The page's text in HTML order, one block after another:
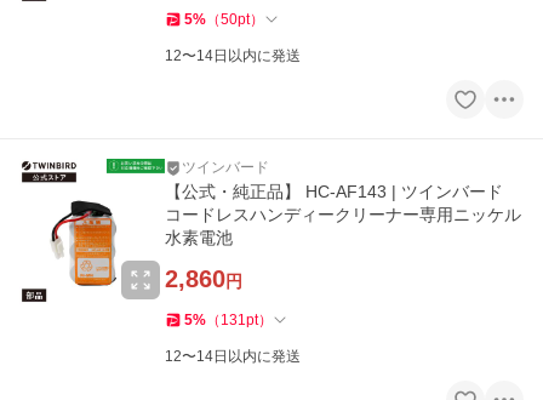
5% （50pt）
12〜14日以内に発送
ツインバード
【公式・純正品】 HC-AF143 | ツインバード
コードレスハンディークリーナー専用ニッケル
水素電池
2,860円
5% （ 131pt）
12〜14日以内に発送